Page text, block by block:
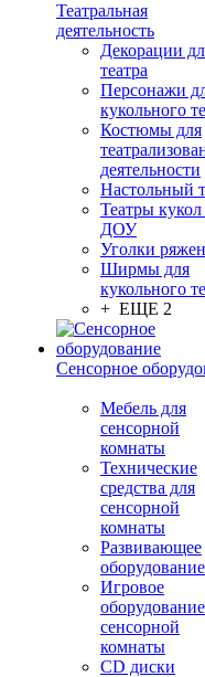
Театральная
деятельность
Декорации
театра
Персонажи
кукольного
Костюмы для
деятельности
Настольный
Театры кукол
ДОУ
Уголки
Ширмы для
кукольного
+ ЕЩЕ 2
Сенсорное
Мебель для
сенсорной
комнаты
Технические
средства для
сенсорной
комнаты
Развивающее
оборудование
Игровое
сенсорной
комнаты
CD диски